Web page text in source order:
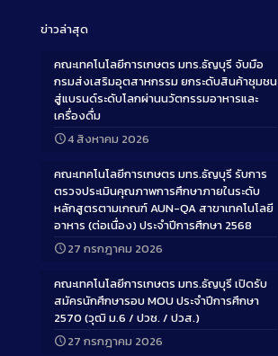
ข่าวล่าสุด
คณะเทคโนโลยีการเกษตร มทร.ธัญบุรี จับมือ
กรมส่งเสริมอุตสาหกรรม ยกระดับสินค้าชุมชน
สู่แบรนด์ระดับโลกผ่านนวัตกรรมอาหารและ
เครื่องดื่ม
4 สิงหาคม 2026
คณะเทคโนโลยีการเกษตร มทร.ธัญบุรี รับการ
ตรวจประเมินคุณภาพการศึกษาภายในระดับ
หลักสูตรตามเกณฑ์ AUN-QA สาขาเทคโนโลยี
อาหาร (ต่อเนื่อง) ประจำปีการศึกษา 2568
27 กรกฎาคม 2026
คณะเทคโนโลยีการเกษตร มทร.ธัญบุรี เปิดรับ
สมัครนักศึกษารอบ MOU ประจำปีการศึกษา
2570 (วุฒิ ม.6 / ปวช. / ปวส.)
27 กรกฎาคม 2026